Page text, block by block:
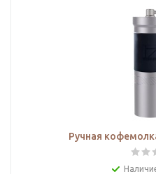
Ручная